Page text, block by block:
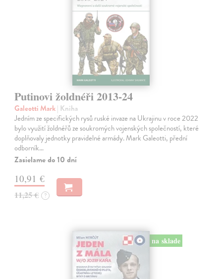
Putinovi žoldnéři 2013-24
Galeotti Mark| Kniha
Jedním ze specifických rysů ruské invaze na Ukrajinu v roce 2022
bylo využití žoldnéřů ze soukromých vojenských společností, které
doplňovaly jednotky pravidelné armády. Mark Galeotti, přední
odborník…
Zasielame do 10 dní
10,91 €
11,25 € ?
na sklade